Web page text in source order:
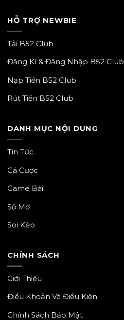
HỖ TRỢ NEWBIE
Tải B52 Club
Đăng Kí & Đăng Nhập B52 Club
Nạp Tiền B52 Club
Rút Tiền B52 Club
DANH MỤC NỘI DUNG
Tin Tức
Cá Cược
Game Bài
Sổ Mơ
Soi Kèo
CHÍNH SÁCH
Giới Thiệu
Điều Khoản Và Điều Kiện
Chính Sách Bảo Mật